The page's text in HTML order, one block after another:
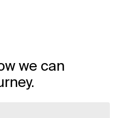
we can